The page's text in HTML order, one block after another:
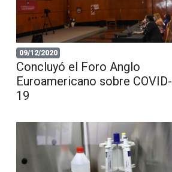
09/12/2020
Concluyó el Foro Anglo
Euroamericano sobre COVID-
19